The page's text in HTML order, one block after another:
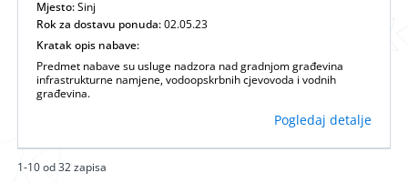
Mjesto:Sinj
Rok za dostavu ponuda:02.05.23
Kratak opis nabave:
Predmet nabave su usluge nadzora nad gradnjom građevina
infrastrukturne namjene, vodoopskrbnih cjevovoda i vodnih
građevina.
Pogledaj detalje
1-10 od 32 zapisa